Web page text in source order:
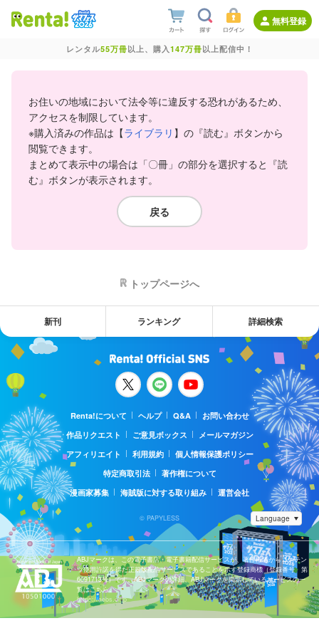
無料登録
レンタル55万冊以上、購入147万冊以上配信中！
お住いの地域において法令等に違反する恐れがあるため、
アクセスを制限しています。
※購入済みの作品は【ライブラリ 】の『読む』ボタンから
閲覧できます。
まとめて表示中の場合は「〇冊」の部分を選択すると『読
む』ボタンが表示されます。
戻る
トップページへ
新刊 ランキング 詳細検索
Renta!について ヘルプ Q&A
お問い合わせ
作品リクエスト
ご意見ボックス
メールマガジン
アフィリエイト
利用規約
個人情報保護ポリシー
特定商取引法
著作権について
漫画家募集
海賊版に対する取り組み 運営会社
© PAPYLESS
ABJマークは、この電子書店・電子書籍配信サービスが、著作権者からコンテン
ツ使用許諾を得た正規版配信サービスであることを示す登録商標（登録番号 第
6091713号）です。ABJマークの詳細、ABJマークを掲示しているサービスの一
覧はこちら。
https://aebs.or.jp